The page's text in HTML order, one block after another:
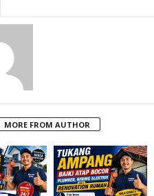
MORE FROM AUTHOR